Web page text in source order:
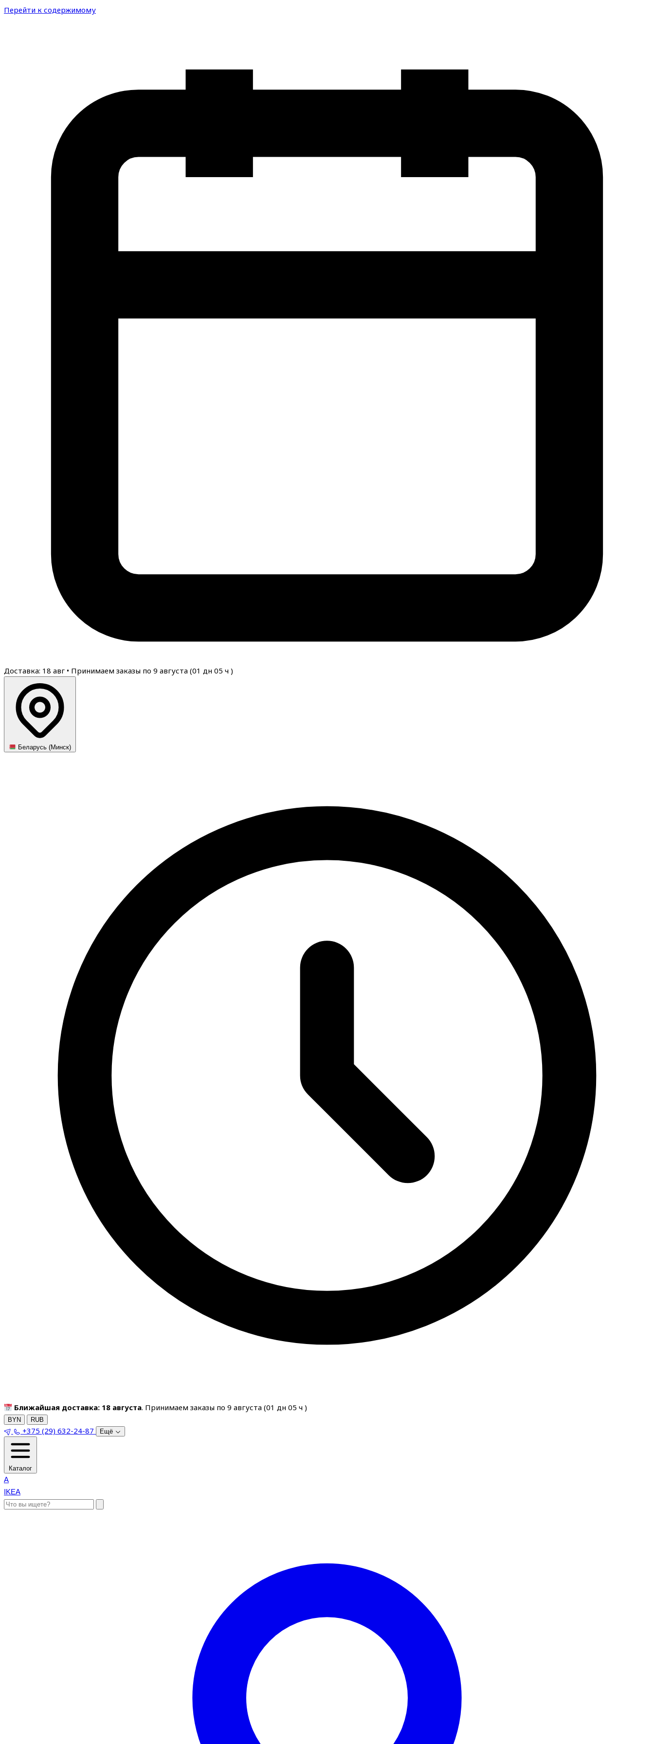
Перейти к содержимому
Доставка: 18 авг • Принимаем заказы по 9 августа (01 дн 05 ч )
Беларусь (Минск)
Ближайшая доставка: 18 августа. Принимаем заказы по 9 августа (01 дн05 ч)
BYN RUB
+375 (29) 632-24-87 Ещё
Каталог
A
IKEA